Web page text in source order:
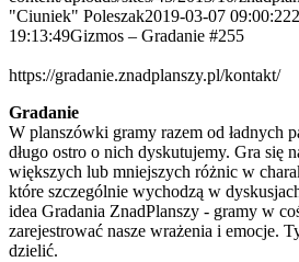
"Ciuniek" Poleszak2019-03-07 09:00:22
19:13:49Gizmos – Gradanie #255
https://gradanie.znadplanszy.pl/kontakt/
Gradanie
W planszówki gramy razem od ładnych
długo ostro o nich dyskutujemy. Gra się
większych lub mniejszych różnic w
które szczególnie wychodzą w
idea Gradania ZnadPlanszy - gramy w
zarejestrować nasze wrażenia i emocje.
dzielić.